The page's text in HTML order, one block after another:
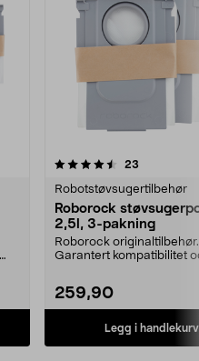
23
Robotstøvsugertilbehør
Roborock
2,5l, 3-pakning
Roborock originaltilbehør.
Garantert kompatibilitet
259,90
Legg i handlekurv
5.0av 5 stjerner